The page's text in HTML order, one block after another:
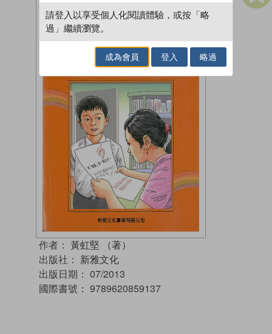
作者： 黃虹堅 （著）
出版社： 新雅文化
出版日期： 07/2013
國際書號： 9789620859137
請登入以享受個人化閱讀體驗，或按「略
過」繼續瀏覽。
成為會員 登入 略過